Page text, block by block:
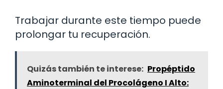
Trabajar durante este tiempo puede
prolongar tu recuperación.
Quizás también te interese: Propéptido
Aminoterminal del Procolágeno I Alto: